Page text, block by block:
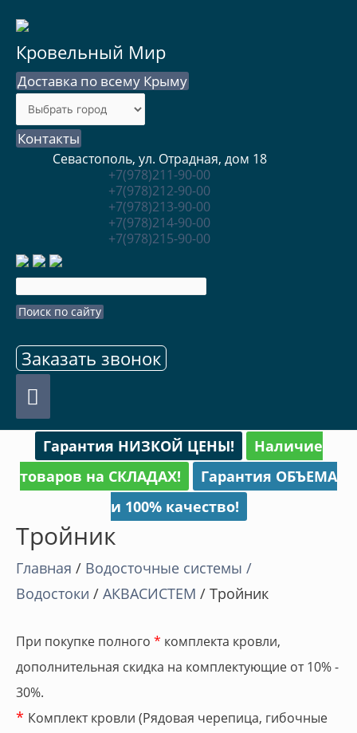
Кровельный Мир
Доставка по всему Крыму
Контакты
Севастополь, ул. Отрадная, дом 18
+7(978)211-90-00
+7(978)212-90-00
+7(978)213-90-00
+7(978)214-90-00
+7(978)215-90-00
Заказать звонок
Главное
меню
Гарантия НИЗКОЙ ЦЕНЫ!
Наличие
товаров на СКЛАДАХ!
Гарантия ОБЪЕМА
и 100% качество!
Тройник
Главная / Водосточные системы /
Водостоки / АКВАСИСТЕМ / Тройник
При покупке полного * комплекта кровли,
дополнительная скидка на комплектующие от 10% -
30%.
* Комплект кровли (Рядовая черепица, гибочные